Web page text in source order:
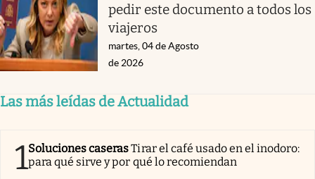
pedir este documento a todos los
viajeros
martes, 04 de Agosto
de 2026
Las más leídas de Actualidad
1Soluciones caserasTirar el café usado en el inodoro:
para qué sirve y por qué lo recomiendan